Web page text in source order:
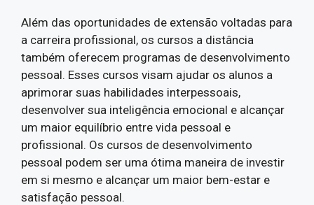
Além das oportunidades de extensão voltadas para
a carreira profissional, os cursos a distância
também oferecem programas de desenvolvimento
pessoal. Esses cursos visam ajudar os alunos a
aprimorar suas habilidades interpessoais,
desenvolver sua inteligência emocional e alcançar
um maior equilíbrio entre vida pessoal e
profissional. Os cursos de desenvolvimento
pessoal podem ser uma ótima maneira de investir
em si mesmo e alcançar um maior bem-estar e
satisfação pessoal.